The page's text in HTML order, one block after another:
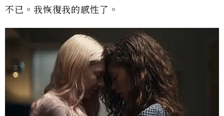
不已。我恢復我的感性了。